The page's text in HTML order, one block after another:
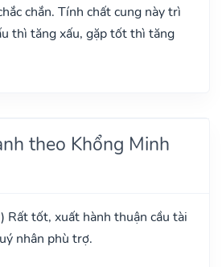
chắn. Tính chất cung này trì
thì tăng xấu, gặp tốt thì tăng
theo Khổng Minh
Rất tốt, xuất hành thuận cầu tài
nhân phù trợ.